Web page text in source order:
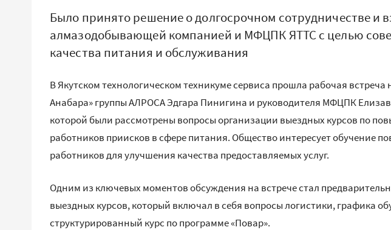
Было принято решение о долгосрочном сотрудничестве и
алмазодобывающей компанией и МФЦПК ЯТТС с целью
качества питания и обслуживания
В Якутском технологическом техникуме сервиса прошла рабочая
Анабара» группы АЛРОСА Эдгара Пинигина и руководителя МФЦПК
которой были рассмотрены вопросы организации выездных курсов по
работников приисков в сфере питания. Общество интересует обучение
работников для улучшения качества предоставляемых услуг.
Одним из ключевых моментов обсуждения на встрече стал
выездных курсов, который включал в себя вопросы логистики, графика
структурированный курс по программе «Повар».